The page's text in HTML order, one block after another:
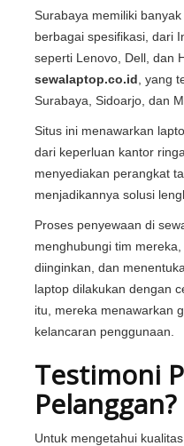
Surabaya memiliki
berbagai spesifikasi, dari
seperti Lenovo, Dell, dan
sewalaptop.co.id , yang
Surabaya, Sidoarjo, dan
Situs ini menawarkan
dari keperluan kantor
menyediakan perangkat
menjadikannya solusi
Proses penyewaan di
menghubungi tim
diinginkan, dan
laptop dilakukan dengan
itu, mereka menawarkan
kelancaran penggunaan.
Testimoni
Pelanggan?
Untuk mengetahui